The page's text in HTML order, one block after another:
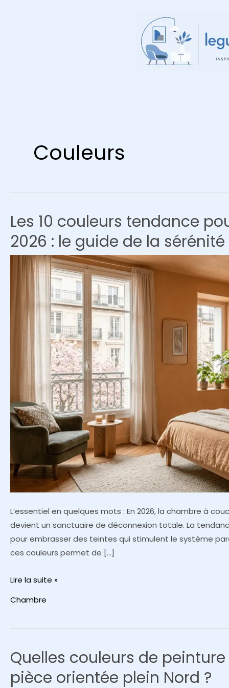
Couleurs
Les 10 couleurs tendance
2026 : le guide de la
L’essentiel en quelques mots : En 2026, la chambre à
devient un sanctuaire de déconnexion totale. La
pour embrasser des teintes qui stimulent le système
ces couleurs permet de […]
Les
chambre
cozy
Lire la suite »
Chambre
Quelles couleurs de
pièce orientée plein Nord ?